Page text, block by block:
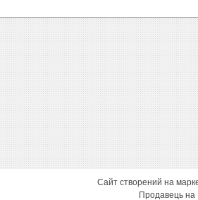
Сайт створений на
Продавець на